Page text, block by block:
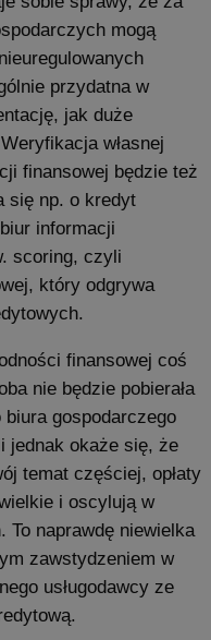
mogą
przydatna w
jak duże
własnej
finansowej będzie też
się np. o kredyt
informacji
scoring, czyli
który odgrywa
finansowej coś
nie będzie pobierała
gospodarczego
jednak okaże się, że
temat częściej, opłaty
i oscylują w
To naprawdę niewielka
zawstydzeniem w
usługodawcy ze